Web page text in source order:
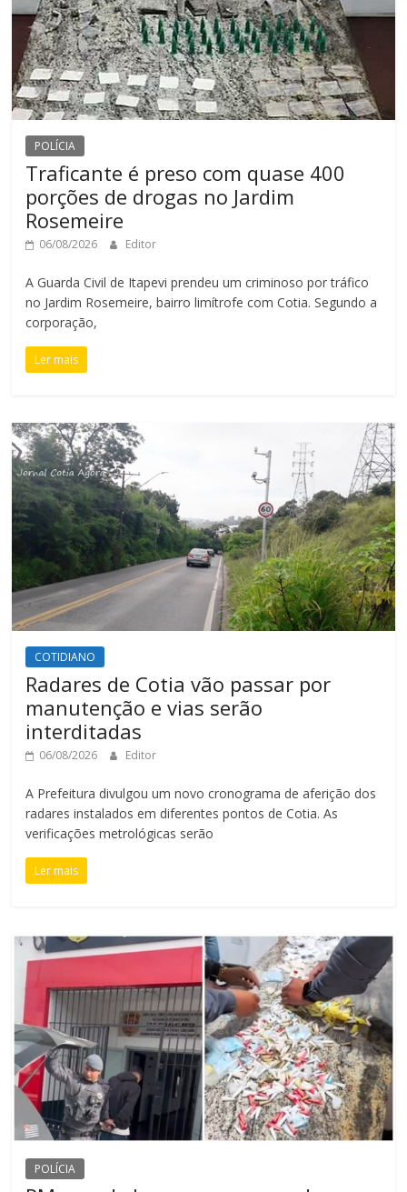
POLÍCIA
Traficante é preso com quase 400
porções de drogas no Jardim
Rosemeire
06/08/2026 Editor
A Guarda Civil de Itapevi prendeu um criminoso por tráfico
no Jardim Rosemeire, bairro limítrofe com Cotia. Segundo a
corporação,
Ler mais
COTIDIANO
Radares de Cotia vão passar por
manutenção e vias serão
interditadas
06/08/2026 Editor
A Prefeitura divulgou um novo cronograma de aferição dos
radares instalados em diferentes pontos de Cotia. As
verificações metrológicas serão
Ler mais
POLÍCIA